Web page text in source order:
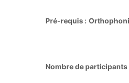
Pré-requis :
Nombre de participants